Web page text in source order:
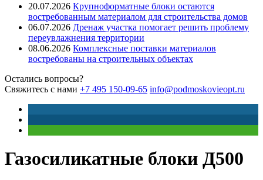
20.07.2026 Крупноформатные блоки остаются
востребованным материалом для строительства домов
06.07.2026 Дренаж участка помогает решить проблему
переувлажнения территории
08.06.2026 Комплексные поставки материалов
востребованы на строительных объектах
Остались вопросы?
Свяжитесь с нами +7 495 150-09-65 info@podmoskovieopt.ru
Газосиликатные блоки Д500